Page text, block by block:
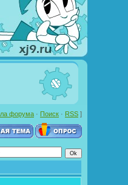
форума · Поиск · RSS ]